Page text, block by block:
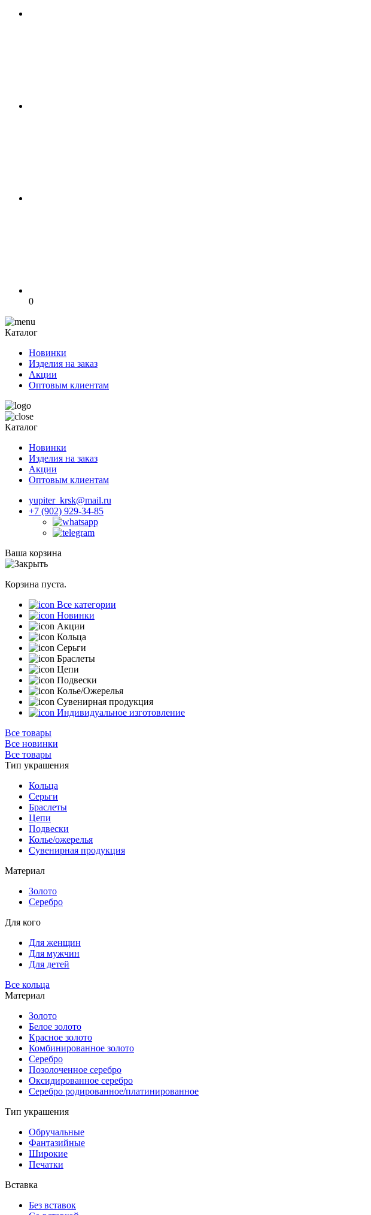
0
Каталог
Новинки
Изделия на заказ
Акции
Оптовым клиентам
Каталог
Новинки
Изделия на заказ
Акции
Оптовым клиентам
yupiter_krsk@mail.ru
+7 (902) 929-34-85
Ваша корзина
Корзина пуста.
Все категории
Новинки
Акции
Кольца
Серьги
Браслеты
Цепи
Подвески
Колье/Ожерелья
Сувенирная продукция
Индивидуальное изготовление
Все товары
Все новинки
Все товары
Тип украшения
Кольца
Серьги
Браслеты
Цепи
Подвески
Колье/ожерелья
Сувенирная продукция
Материал
Золото
Серебро
Для кого
Для женщин
Для мужчин
Для детей
Все кольца
Материал
Золото
Белое золото
Красное золото
Комбинированное золото
Серебро
Позолоченное серебро
Оксидированное серебро
Серебро родированное/платинированное
Тип украшения
Обручальные
Фантазийные
Широкие
Печатки
Вставка
Без вставок